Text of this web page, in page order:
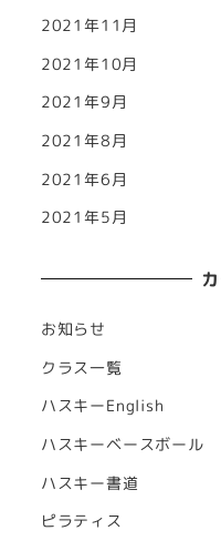
2021年11月
2021年10月
2021年9月
2021年8月
2021年6月
2021年5月
お知らせ
クラス一覧
ハスキーEnglish
ハスキーベースボール
ハスキー書道
ピラティス